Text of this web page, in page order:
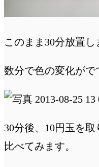
このまま30分放置し
数分で色の変化がで
30分後、10円玉を
比べてみます。